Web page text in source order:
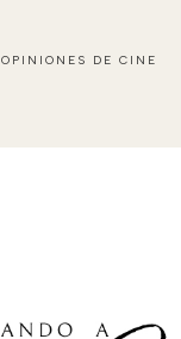
OPINIONES DE CINE